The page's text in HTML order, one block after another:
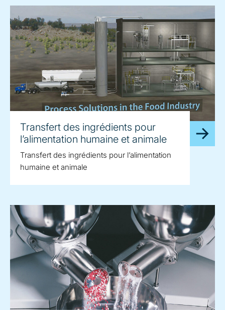
Transfert des ingrédients pour
l’alimentation humaine et animale
Transfert des ingrédients pour l’alimentation
humaine et animale